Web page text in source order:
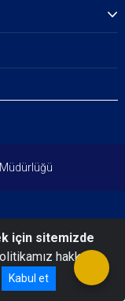
için sitemizde
hakkında
Kabul et